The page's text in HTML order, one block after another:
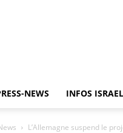
NEWS INFOS
L’Allemagne suspend le